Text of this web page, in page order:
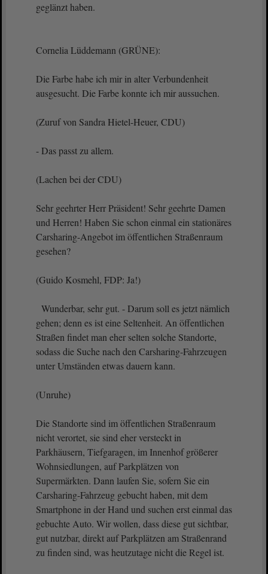
geglänzt haben.
Cornelia Lüddemann (GRÜNE):
Die Farbe habe ich mir in alter Verbundenheit
ausgesucht. Die Farbe konnte ich mir aussuchen.
(Zuruf von Sandra Hietel-Heuer, CDU)
- Das passt zu allem.
(Lachen bei der CDU)
Sehr geehrter Herr Präsident! Sehr geehrte Damen
und Herren! Haben Sie schon einmal ein stationäres
Carsharing-Angebot im öffentlichen Straßenraum
gesehen?
(Guido Kosmehl, FDP: Ja!)
Wunderbar, sehr gut. - Darum soll es jetzt nämlich
gehen; denn es ist eine Seltenheit. An öffentlichen
Straßen findet man eher selten solche Standorte,
sodass die Suche nach den Carsharing-Fahrzeugen
unter Umständen etwas dauern kann.
(Unruhe)
Die Standorte sind im öffentlichen Straßenraum
nicht verortet, sie sind eher versteckt in
Parkhäusern, Tiefgaragen, im Innenhof größerer
Wohnsiedlungen, auf Parkplätzen von
Supermärkten. Dann laufen Sie, sofern Sie ein
Carsharing-Fahrzeug gebucht haben, mit dem
Smartphone in der Hand und suchen erst einmal das
gebuchte Auto. Wir wollen, dass diese gut sichtbar,
gut nutzbar, direkt auf Parkplätzen am Straßenrand
zu finden sind, was heutzutage nicht die Regel ist.